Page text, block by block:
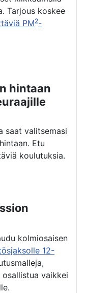
Tarjous koskee
PM2-
hintaan
saat valitsemasi
Etu
koulutuksia.
kolmiosaisen
12-
vaikkei